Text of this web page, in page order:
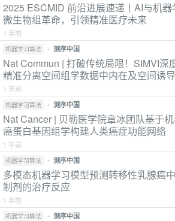
2025 ESCMID 前沿进展速递丨AI与机器
微生物组革命，引领精准医疗未来
1 年前
机器学习算法 • 测序中国
Nat Commun | 打破传统局限！SIMVI深
精准分离空间组学数据中内在及空间诱
1 年前
机器学习算法 • 测序中国
Nat Cancer | 贝勒医学院章冰团队基于
癌蛋白基因组学构建人类癌症功能网络
1 年前
机器学习算法 • 测序中国
多模态机器学习模型预测转移性乳腺癌
制剂的治疗反应
1 年前
机器学习算法 • 测序中国